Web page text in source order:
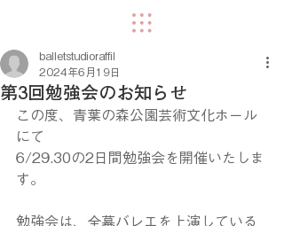
第3回勉強会のお知らせ
balletstudioraffil
2024年6月19日
この度、青葉の森公園芸術文化ホール
にて
6/29.30の2日間勉強会を開催いたしま
す。
勉強会は、全幕バレエを上演している